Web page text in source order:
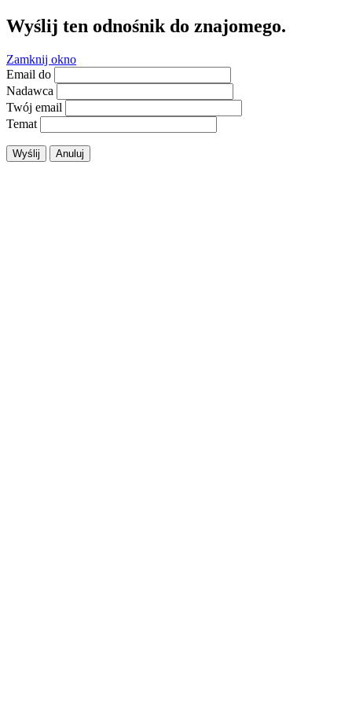
Wyślij ten odnośnik do znajomego.
Zamknij okno
Email do
Nadawca
Twój email
Temat
Wyślij Anuluj